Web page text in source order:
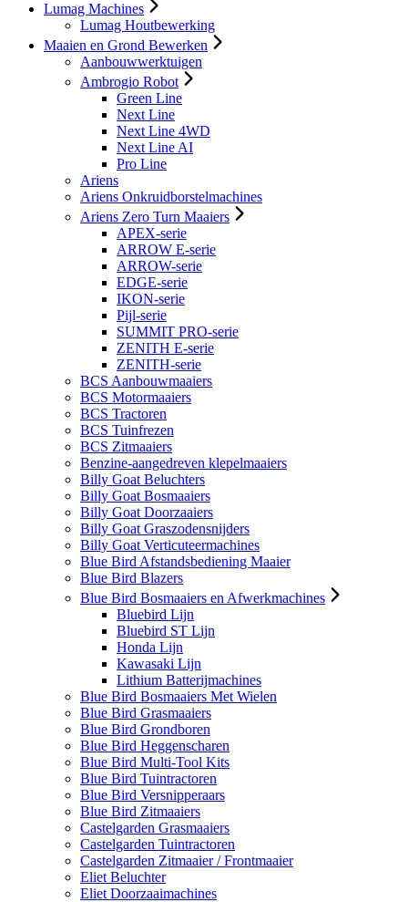
Lumag Machines
Lumag Houtbewerking
Maaien en Grond Bewerken
Aanbouwwerktuigen
Ambrogio Robot
Green Line
Next Line
Next Line 4WD
Next Line AI
Pro Line
Ariens
Ariens Onkruidborstelmachines
Ariens Zero Turn Maaiers
APEX-serie
ARROW E-serie
ARROW-serie
EDGE-serie
IKON-serie
Pijl-serie
SUMMIT PRO-serie
ZENITH E-serie
ZENITH-serie
BCS Aanbouwmaaiers
BCS Motormaaiers
BCS Tractoren
BCS Tuinfrezen
BCS Zitmaaiers
Benzine-aangedreven klepelmaaiers
Billy Goat Beluchters
Billy Goat Bosmaaiers
Billy Goat Doorzaaiers
Billy Goat Graszodensnijders
Billy Goat Verticuteermachines
Blue Bird Afstandsbediening Maaier
Blue Bird Blazers
Blue Bird Bosmaaiers en Afwerkmachines
Bluebird Lijn
Bluebird ST Lijn
Honda Lijn
Kawasaki Lijn
Lithium Batterijmachines
Blue Bird Bosmaaiers Met Wielen
Blue Bird Grasmaaiers
Blue Bird Grondboren
Blue Bird Heggenscharen
Blue Bird Multi-Tool Kits
Blue Bird Tuintractoren
Blue Bird Versnipperaars
Blue Bird Zitmaaiers
Castelgarden Grasmaaiers
Castelgarden Tuintractoren
Castelgarden Zitmaaier / Frontmaaier
Eliet Beluchter
Eliet Doorzaaimachines